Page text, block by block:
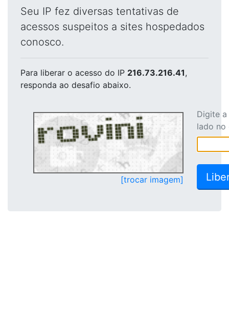
Seu IP fez diversas tentativas de
acessos suspeitos a sites hospedados
conosco.
Para liberar o acesso do IP 216.73.216.41,
responda ao desafio abaixo.
[trocar imagem]
Digite
lado no